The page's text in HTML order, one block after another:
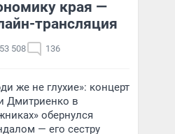
края —
трансляция
53 508 136
же не глухие»: концерт
Дмитриенко в
обернулся
— его сестру